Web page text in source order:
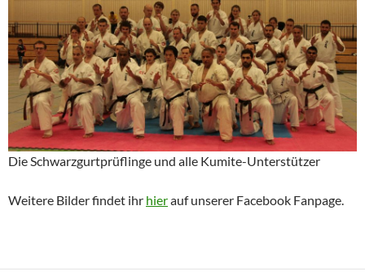
Die Schwarzgurtprüflinge und alle Kumite-Unterstützer
Weitere Bilder findet ihr hierauf unserer Facebook Fanpage.